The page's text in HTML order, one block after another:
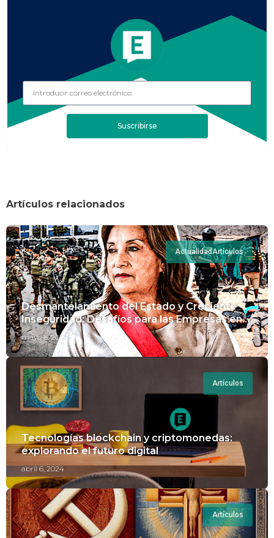
Suscribirse
Artículos relacionados
ActualidadArtículos
Desmantelamiento del Estado y Creciente
Inseguridad: Desafíos para las Empresas en
Perú.
mayo 8, 2024
Artículos
Tecnologías blockchain y criptomonedas:
explorando el futuro digital
abril 6, 2024
Artículos